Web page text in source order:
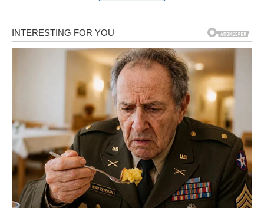
Ako si u vezi, magija se manifestuje kroz produbljivanje
odnosa. Razgovori postaju iskreniji, barijere se spuštaju,
a ti i partner kao da ponovo pronalazite jedno drugo. Ako
je bilo distance, ona se topi. Ako je bilo nesporazuma,
dolazi razumevanje. Ovan u ovom periodu ima priliku da
čudo pomirenja, ali i čudo jasne odluke – da znaš
tačno gde stojiš i šta želiš.
Posebno važan momenat je tvoja sposobnost da:
kažeš ono što si dugo držao/la u sebi